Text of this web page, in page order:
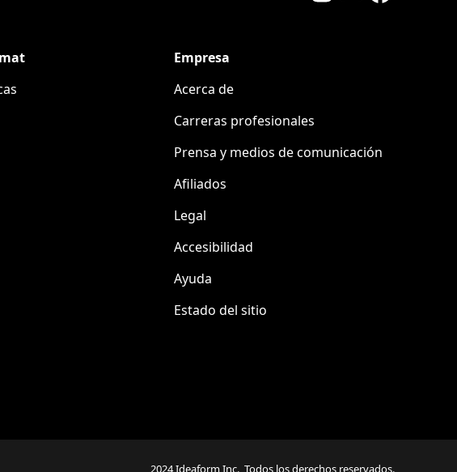
Empresa
Acerca de
Carreras profesionales
Prensa y medios de comunicación
Afiliados
Legal
Accesibilidad
Ayuda
Estado del sitio
2024 Ideaform Inc., Todos los derechos reservados.